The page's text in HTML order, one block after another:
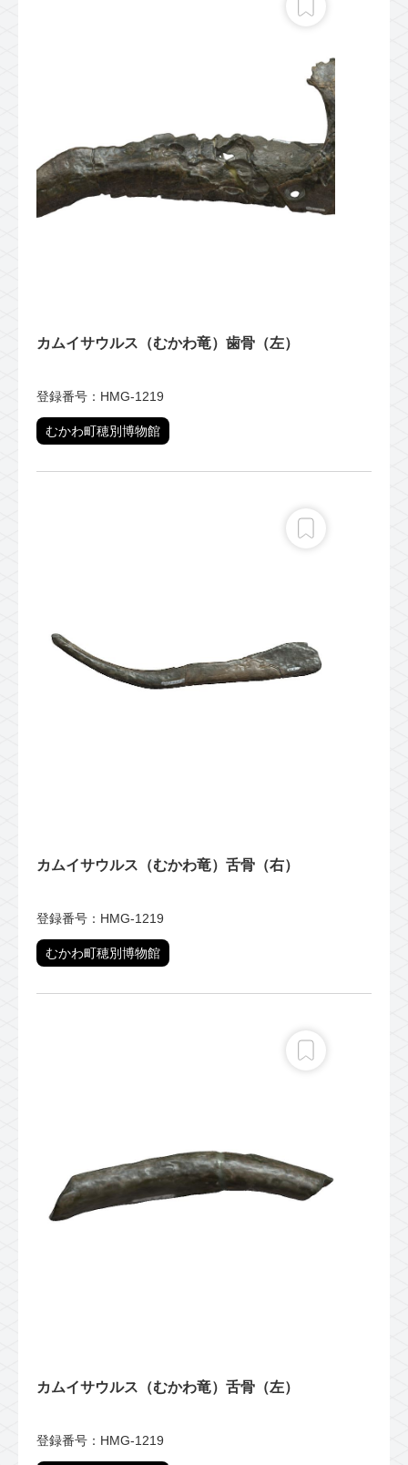
カムイサウルス（むかわ竜）歯骨（左）
登録番号：HMG-1219
むかわ町穂別博物館
カムイサウルス（むかわ竜）舌骨（右）
登録番号：HMG-1219
むかわ町穂別博物館
カムイサウルス（むかわ竜）舌骨（左）
登録番号：HMG-1219